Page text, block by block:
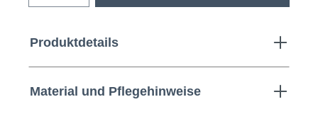
Produktdetails
Material und Pflegehinweise